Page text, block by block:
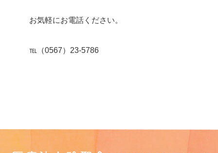
お気軽にお電話ください。
℡（0567）23-5786